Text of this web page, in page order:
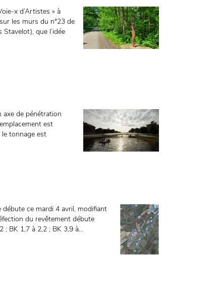
x d’Artistes » à
les murs du n°23 de
que l’idée
de pénétration
est
tonnage est
ce mardi 4 avril, modifiant
du revêtement débute
BK 1,7 à 2,2 ; BK 3,9 à...